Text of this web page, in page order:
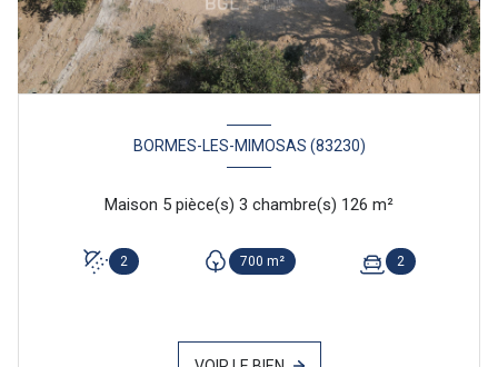
BORMES-LES-MIMOSAS (83230)
Maison 5 pièce(s) 3 chambre(s) 126 m²
2 700 m² 2